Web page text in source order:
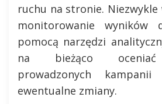
ruchu na stronie. Niezwykle
monitorowanie wyników
pomocą narzędzi
na bieżąco oceniać
prowadzonych
ewentualne zmiany.